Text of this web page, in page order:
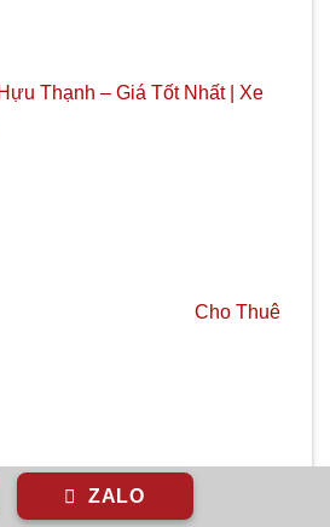
Thạnh – Giá Tốt Nhất | Xe
Cho Thuê
– Giá Tốt Nhất | Xe Nâng
ZALO